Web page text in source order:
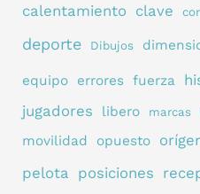
calentamiento clave
deporte Dibujos
equipo errores fuerza
jugadores libero marcas
movilidad opuesto
pelota posiciones